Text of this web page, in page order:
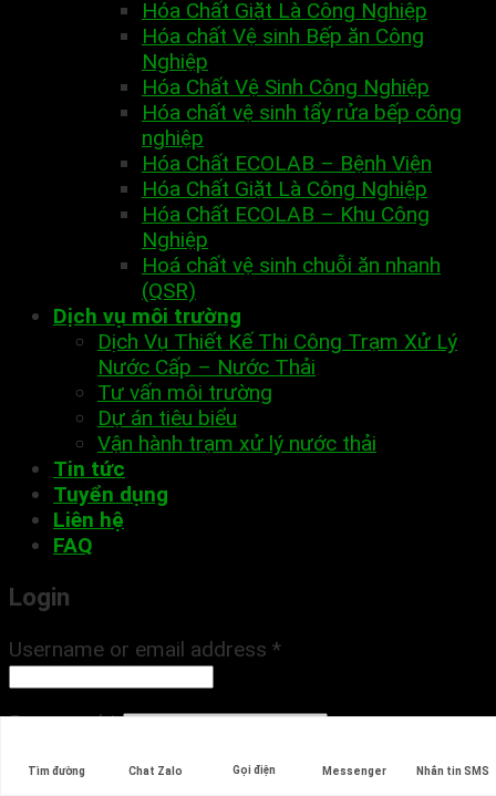
Hóa Chất Giặt Là Công Nghiệp
Hóa chất Vệ sinh Bếp ăn Công
Nghiệp
Hóa Chất Vệ Sinh Công Nghiệp
Hóa chất vệ sinh tẩy rửa bếp công
nghiệp
Hóa Chất ECOLAB – Bệnh Viện
Hóa Chất Giặt Là Công Nghiệp
Hóa Chất ECOLAB – Khu Công
Nghiệp
Hoá chất vệ sinh chuỗi ăn nhanh
(QSR)
Dịch vụ môi trường
Dịch Vụ Thiết Kế Thi Công Trạm Xử Lý
Nước Cấp – Nước Thải
Tư vấn môi trường
Dự án tiêu biểu
Vận hành trạm xử lý nước thải
Tin tức
Tuyển dụng
Liên hệ
FAQ
Tìm đường Chat Zalo Gọi điện Messenger Nhắn tin SMS
Login
Username or email address *
Password*
Log in Remember me